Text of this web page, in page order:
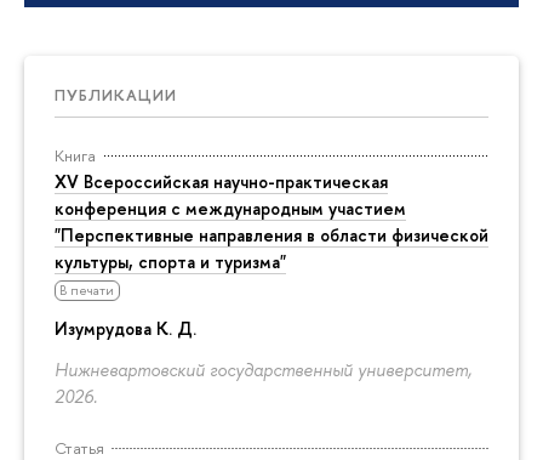
ПУБЛИКАЦИИ
Книга
XV Всероссийская научно-практическая
конференция с международным участием
"Перспективные направления в области физической
культуры, спорта и туризма"
В печати
Изумрудова К. Д.
Нижневартовский государственный университет,
2026.
Статья